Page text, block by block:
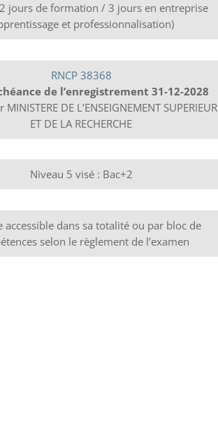
jours de formation / 3 jours en entreprise
et professionnalisation)
RNCP 38368
de l’enregistrement 31-12-2028
DE L’ENSEIGNEMENT SUPERIEUR
ET DE LA RECHERCHE
Niveau 5 visé : Bac+2
accessible dans sa totalité ou par bloc de
selon le règlement de l’examen